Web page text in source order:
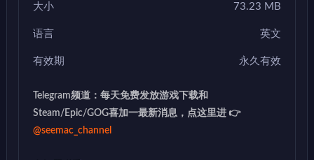
大小 73.23 MB
语言 英文
有效期 永久有效
Telegram频道：每天免费发放游戏下载和
Steam/Epic/GOG喜加一最新消息，点这里进 👉
@seemac_channel